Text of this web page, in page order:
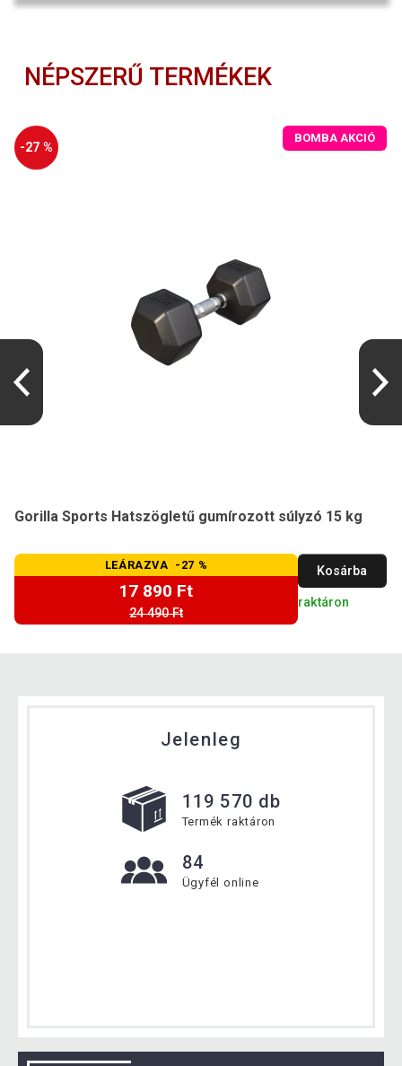
NÉPSZERŰ TERMÉKEK
-27 %
BOMBA AKCIÓ
Gorilla Sports Hatszögletű gumírozott súlyzó 15 kg
LEÁRAZVA -27 %
17 890 Ft
24 490 Ft
Kosárba
raktáron
Jelenleg
119 570 db
Termék raktáron
84
Ügyfél online